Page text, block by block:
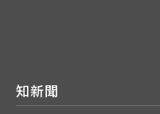
知新聞